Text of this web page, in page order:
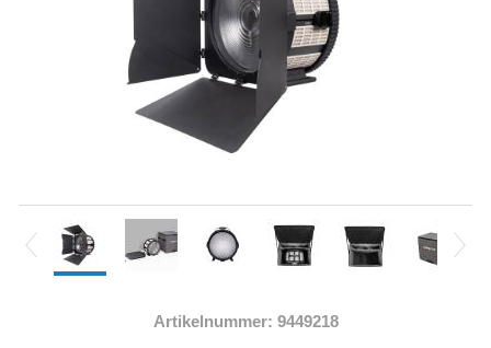
Artikelnummer: 9449218